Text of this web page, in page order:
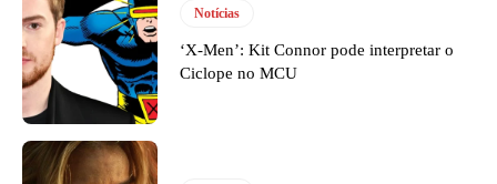
Notícias
‘X-Men’: Kit Connor pode interpretar o
Ciclope no MCU